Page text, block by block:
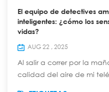
El equipo de detectives
inteligentes: ¿cómo los
vidas?
AUG 22 , 2025
Al salir a correr por la
calidad del aire de mi